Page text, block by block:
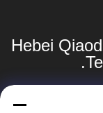
Hebei